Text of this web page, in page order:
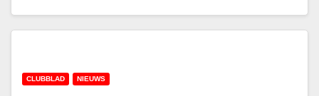
CLUBBLAD NIEUWS